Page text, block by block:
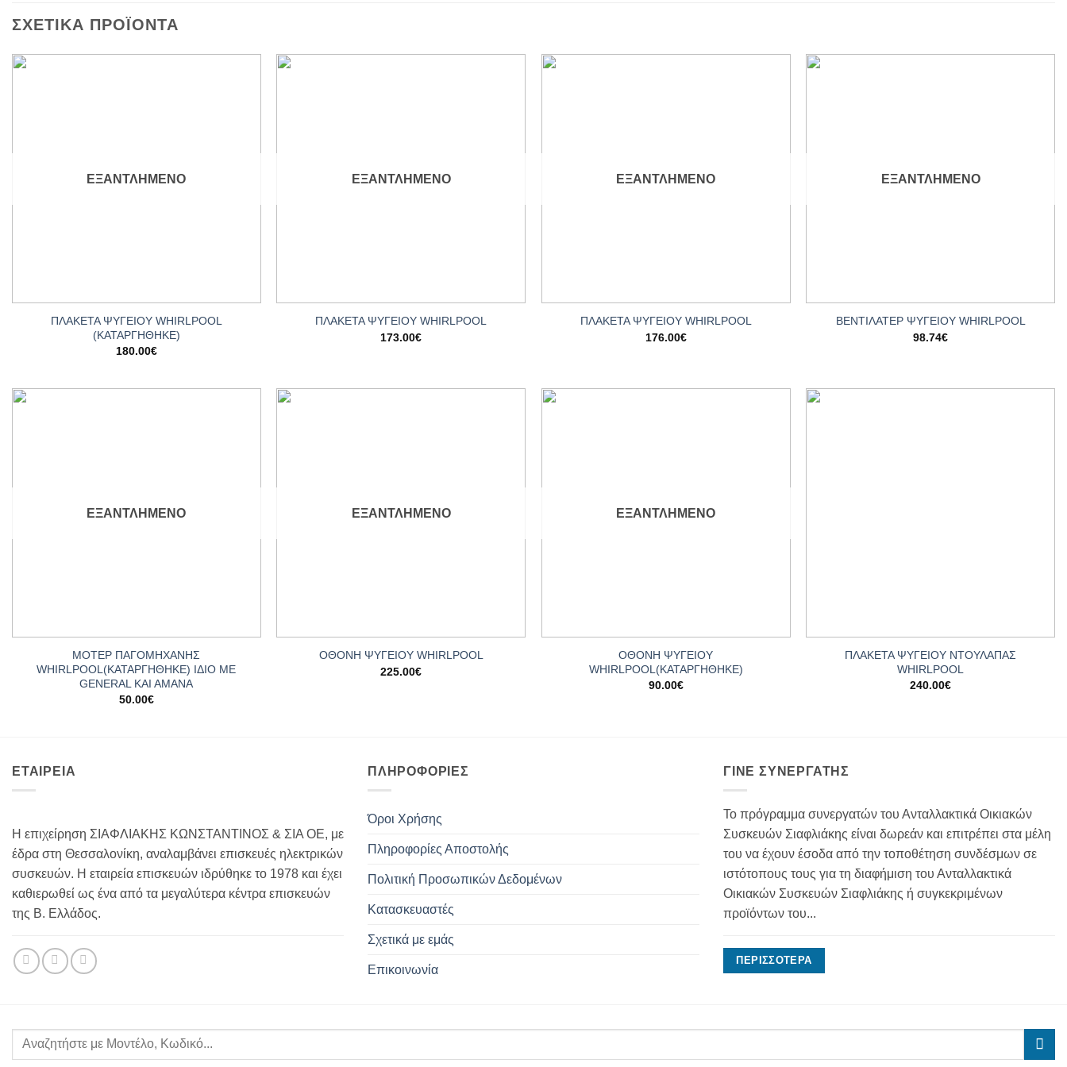
ΣΧΕΤΙΚΆ ΠΡΟΪΌΝΤΑ
ΕΞΑΝΤΛΗΜΈΝΟ
ΠΛΑΚΕΤΑ ΨΥΓΕΙΟΥ WHIRLPOOL
(ΚΑΤΑΡΓΗΘΗΚΕ)
180.00€
ΕΞΑΝΤΛΗΜΈΝΟ
ΠΛΑΚΕΤΑ ΨΥΓΕΙΟΥ WHIRLPOOL
173.00€
ΕΞΑΝΤΛΗΜΈΝΟ
ΠΛΑΚΕΤΑ ΨΥΓΕΙΟΥ WHIRLPOOL
176.00€
ΕΞΑΝΤΛΗΜΈΝΟ
ΒΕΝΤΙΛΑΤΕΡ ΨΥΓΕΙΟY WHIRLPOOL
98.74€
ΕΞΑΝΤΛΗΜΈΝΟ
ΜΟΤΕΡ ΠΑΓΟΜΗΧΑΝΗΣ
WHIRLPOOL(ΚΑΤΑΡΓΗΘΗΚΕ) ΙΔΙΟ ΜΕ
GENERAL KAI AMANA
50.00€
ΕΞΑΝΤΛΗΜΈΝΟ
ΟΘΟΝΗ ΨΥΓΕΙΟΥ WHIRLPOOL
225.00€
ΕΞΑΝΤΛΗΜΈΝΟ
ΟΘΟΝΗ ΨΥΓΕΙΟΥ
WHIRLPOOL(ΚΑΤΑΡΓΗΘΗΚΕ)
90.00€
ΠΛΑΚΕΤΑ ΨΥΓΕΙΟΥ ΝΤΟΥΛΑΠΑΣ
WHIRLPOOL
240.00€
ΕΤΑΙΡΕΙΑ
Η επιχείρηση ΣΙΑΦΛΙΑΚΗΣ ΚΩΝΣΤΑΝΤΙΝΟΣ & ΣΙΑ ΟΕ, με
έδρα στη Θεσσαλονίκη, αναλαμβάνει επισκευές ηλεκτρικών
συσκευών. Η εταιρεία επισκευών ιδρύθηκε το 1978 και έχει
καθιερωθεί ως ένα από τα μεγαλύτερα κέντρα επισκευών
της Β. Ελλάδος.
ΠΛΗΡΟΦΟΡΊΕΣ
Όροι Χρήσης
Πληροφορίες Αποστολής
Πολιτική Προσωπικών Δεδομένων
Κατασκευαστές
Σχετικά με εμάς
Επικοινωνία
ΓΊΝΕ ΣΥΝΕΡΓΆΤΗΣ
Το πρόγραμμα συνεργατών του Ανταλλακτικά Οικιακών
Συσκευών Σιαφλιάκης είναι δωρεάν και επιτρέπει στα μέλη
του να έχουν έσοδα από την τοποθέτηση συνδέσμων σε
ιστότοπους τους για τη διαφήμιση του Ανταλλακτικά
Οικιακών Συσκευών Σιαφλιάκης ή συγκεκριμένων
προϊόντων του...
ΠΕΡΙΣΣΌΤΕΡΑ